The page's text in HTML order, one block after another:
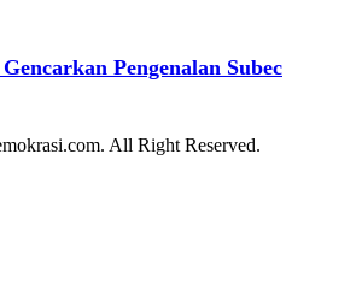
Pengenalan Subec
All Right Reserved.